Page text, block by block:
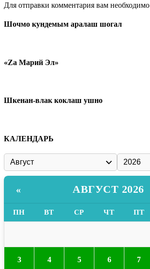
Для отправки комментария вам необходимо
Шочмо кундемым аралаш шогал
«Zа Марий Эл»
Шкенан-влак коклаш ушно
КАЛЕНДАРЬ
« АВГУСТ 2026
ПН ВТ СР ЧТ ПТ
3 4 5 6 7